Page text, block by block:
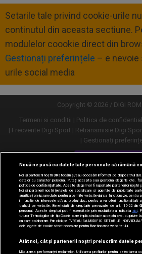
Setarile tale privind cookie-urile
continutul din aceasta sectiune.
modulelor coookie direct din
Gestionați preferințele – e nevoie
urile social media
Copyright © 2026 / DIGI
Termeni si conditii
Politica de
Frecvente Digi Sport
Retransmisie Digi
Gestionați
Versiune desktop
Nouă ne pasă ca datele tale personale să rămână
Noi și partenerii noștri30stocăm și/sau accesăm informații pe dispozitivul
datelor cu caracter personal. Puteți accepta sau gestiona alegerile dvs.
politica de confidențialitate. Aceste alegeri vor fi raportate partenerilor noștri
Noi si partenerii nostri (retelele de socializare si agentiile de publicitate
analitice) prelucram date pentru a permite website-ului sa functioneze, pentru
in functie de interesele si/sau profilul dvs., pentru a va oferi functionalitati
traficul pe website. Beneficiati de drepturile prevazute de art. 15-22 din
personal. Aceste drepturi pot fi exercitate prin modalitatea indicata aici.
tuturor Tehnologiilor de tip Cookie, care implica inclusiv acceptul dvs. cu
cu care colaboram. Prin click pe “VREAU SA MODIFIC SETARILE
cele legate de cookie strict necesare pentru functionarea website-ului.
Atât noi, cât și partenerii noștri prelucrăm datele
Măsurarea performanței reclamelor. Utilizarea profilurilor pentru selectarea